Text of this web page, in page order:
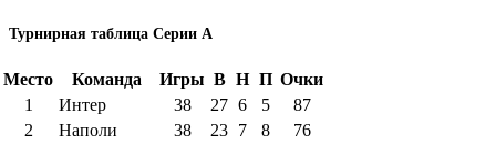
Турнирная таблица Серии А
Место Команда Игры В Н П Очки
1
Интер 38 27 6 5
87
2
Наполи 38 23 7 8
76